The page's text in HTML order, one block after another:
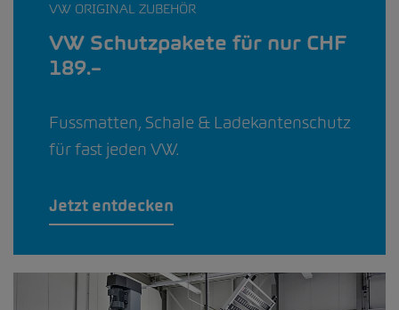
VW ORIGINAL ZUBEHÖR
VW Schutzpakete für nur CHF
189.–
Fussmatten, Schale & Ladekantenschutz
für fast jeden VW.
Jetzt entdecken